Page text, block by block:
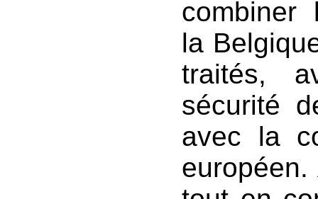
combiner
la
traités,
sécurité
avec la